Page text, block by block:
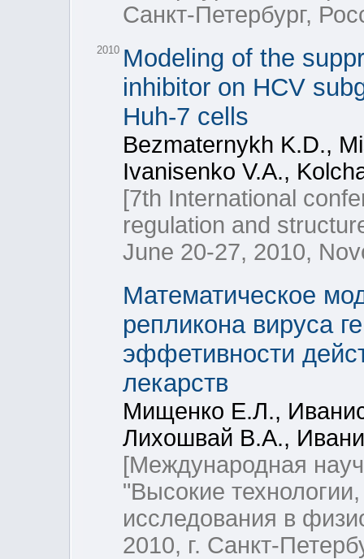
Санкт-Петербург,
2010 Modeling of the
inhibitor on HCV
Huh-7 cells
Bezmaternykh K.D.,
Ivanisenko V.A.,
[7th International
regulation and
June 20-27, 2010,
Математическое
репликона вируса
эффетивности
лекарств
Мищенко Е.Л.,
Лихошвай В.А.,
[Международная
"Высокие
исследования в
2010, г. Санкт-